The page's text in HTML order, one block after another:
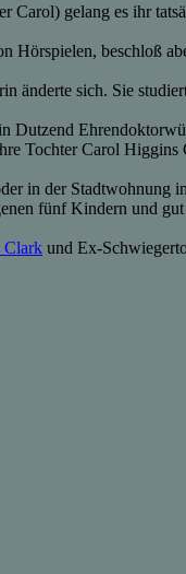
Carol) gelang es ihr
beschloß
änderte sich. Sie
Dutzend
Tochter Carol
in der Stadtwohnung
fünf Kindern und
Clark und Ex-